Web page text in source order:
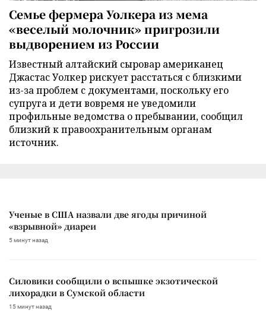
Семье фермера Уолкера из мема
«веселый молочник» пригрозили
выдворением из России
Известный алтайский сыровар американец
Джастас Уолкер рискует расстаться с близкими
из-за проблем с документами, поскольку его
супруга и дети вовремя не уведомили
профильные ведомства о пребывании, сообщил
близкий к правоохранительным органам
источник.
Ученые в США назвали две ягоды причиной
«взрывной» диареи
5 минут назад
Силовики сообщили о вспышке экзотической
лихорадки в Сумской области
15 минут назад